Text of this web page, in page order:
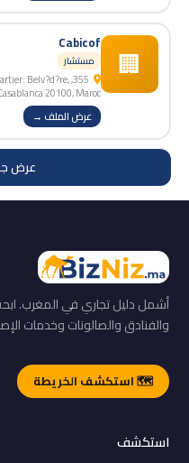
🏢
Cabicof
مستشار
Belv?d?re,
20100, Maroc
عرض الملف →
عرض
أشمل دليل تجاري في المغرب.
والفنادق والصالونات وخدمات
🗺️ استكشف الخريطة
استكشف